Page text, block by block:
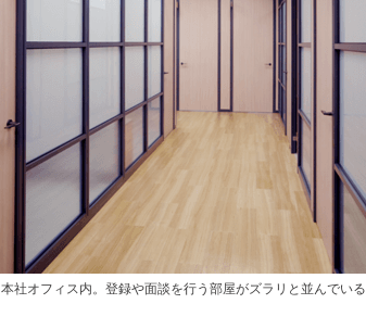
本社オフィス内。登録や面談を行う部屋がズラリと並んでいる